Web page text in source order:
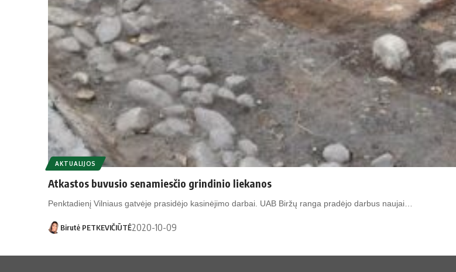
AKTUALIJOS
Atkastos buvusio senamiesčio grindinio liekanos
Penktadienį Vilniaus gatvėje prasidėjo kasinėjimo darbai. UAB Biržų ranga pradėjo darbus naujai…
Birutė PETKEVIČIŪTĖ2020-10-09